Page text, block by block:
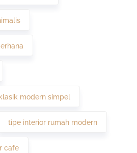
modern simpel
tipe interior rumah modern
cafe